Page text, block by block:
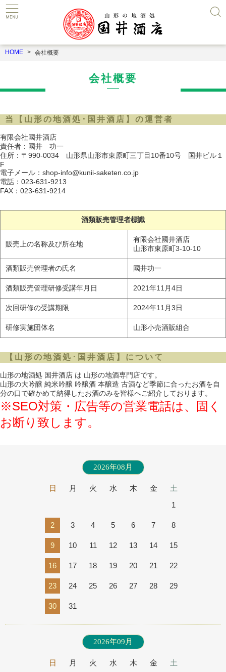
HOME 会社概要
会社概要
当【山形の地酒処･国井酒店】の運営者
有限会社國井酒店
責任者：國井 功一
住所：〒990-0034 山形県山形市東原町三丁目10番10号 国井ビル１
F
電子メール：shop-info@kunii-saketen.co.jp
電話：023-631-9213
FAX：023-631-9214
酒類販売管理者標識
販売上の名称及び所在地
有限会社國井酒店
山形市東原町3-10-10
酒類販売管理者の氏名 國井功一
酒類販売管理研修受講年月日 2021年11月4日
次回研修の受講期限 2024年11月3日
研修実施団体名 山形小売酒販組合
【山形の地酒処･国井酒店】について
山形の地酒処 国井酒店 は 山形の地酒専門店です。
山形の大吟醸 純米吟醸 吟醸酒 本醸造 古酒など季節に合ったお酒を自
分の口で確かめて納得したお酒のみを皆様へご紹介しております。
※SEO対策・広告等の営業電話は、固く
お断り致します。
2026年08月
日 月 火 水 木 金
土
1
2 3 4 5 6 7 8
9 10 11 12 13 14 15
16 17 18 19 20 21 22
23 24 25 26 27 28 29
30 31
2026年09月
日 月 火 水 木 金
土